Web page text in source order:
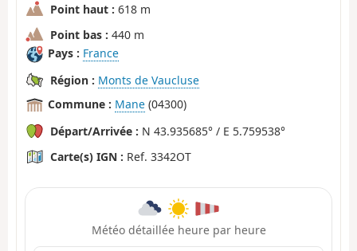
Point haut : 618 m
Point bas : 440 m
Pays : France
Région : Monts de Vaucluse
Commune : Mane (04300)
Départ/Arrivée : N 43.935685° / E 5.759538°
Carte(s) IGN : Ref. 3342OT
Météo détaillée heure par heure